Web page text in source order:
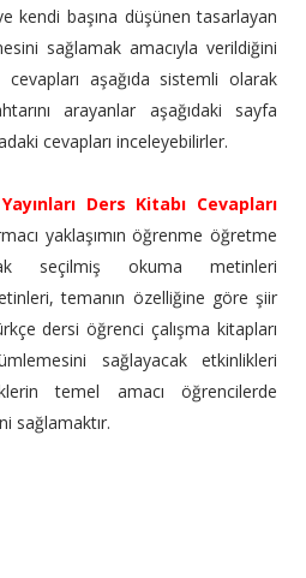
kendi başına düşünen tasarlayan
sağlamak amacıyla verildiğini
cevapları aşağıda sistemli olarak
arayanlar aşağıdaki sayfa
cevapları inceleyebilirler.
Ders Kitabı Cevapları
yaklaşımın öğrenme öğretme
seçilmiş okuma metinleri
temanın özelliğine göre şiir
dersi öğrenci çalışma kitapları
sağlayacak etkinlikleri
temel amacı öğrencilerde
sağlamaktır.